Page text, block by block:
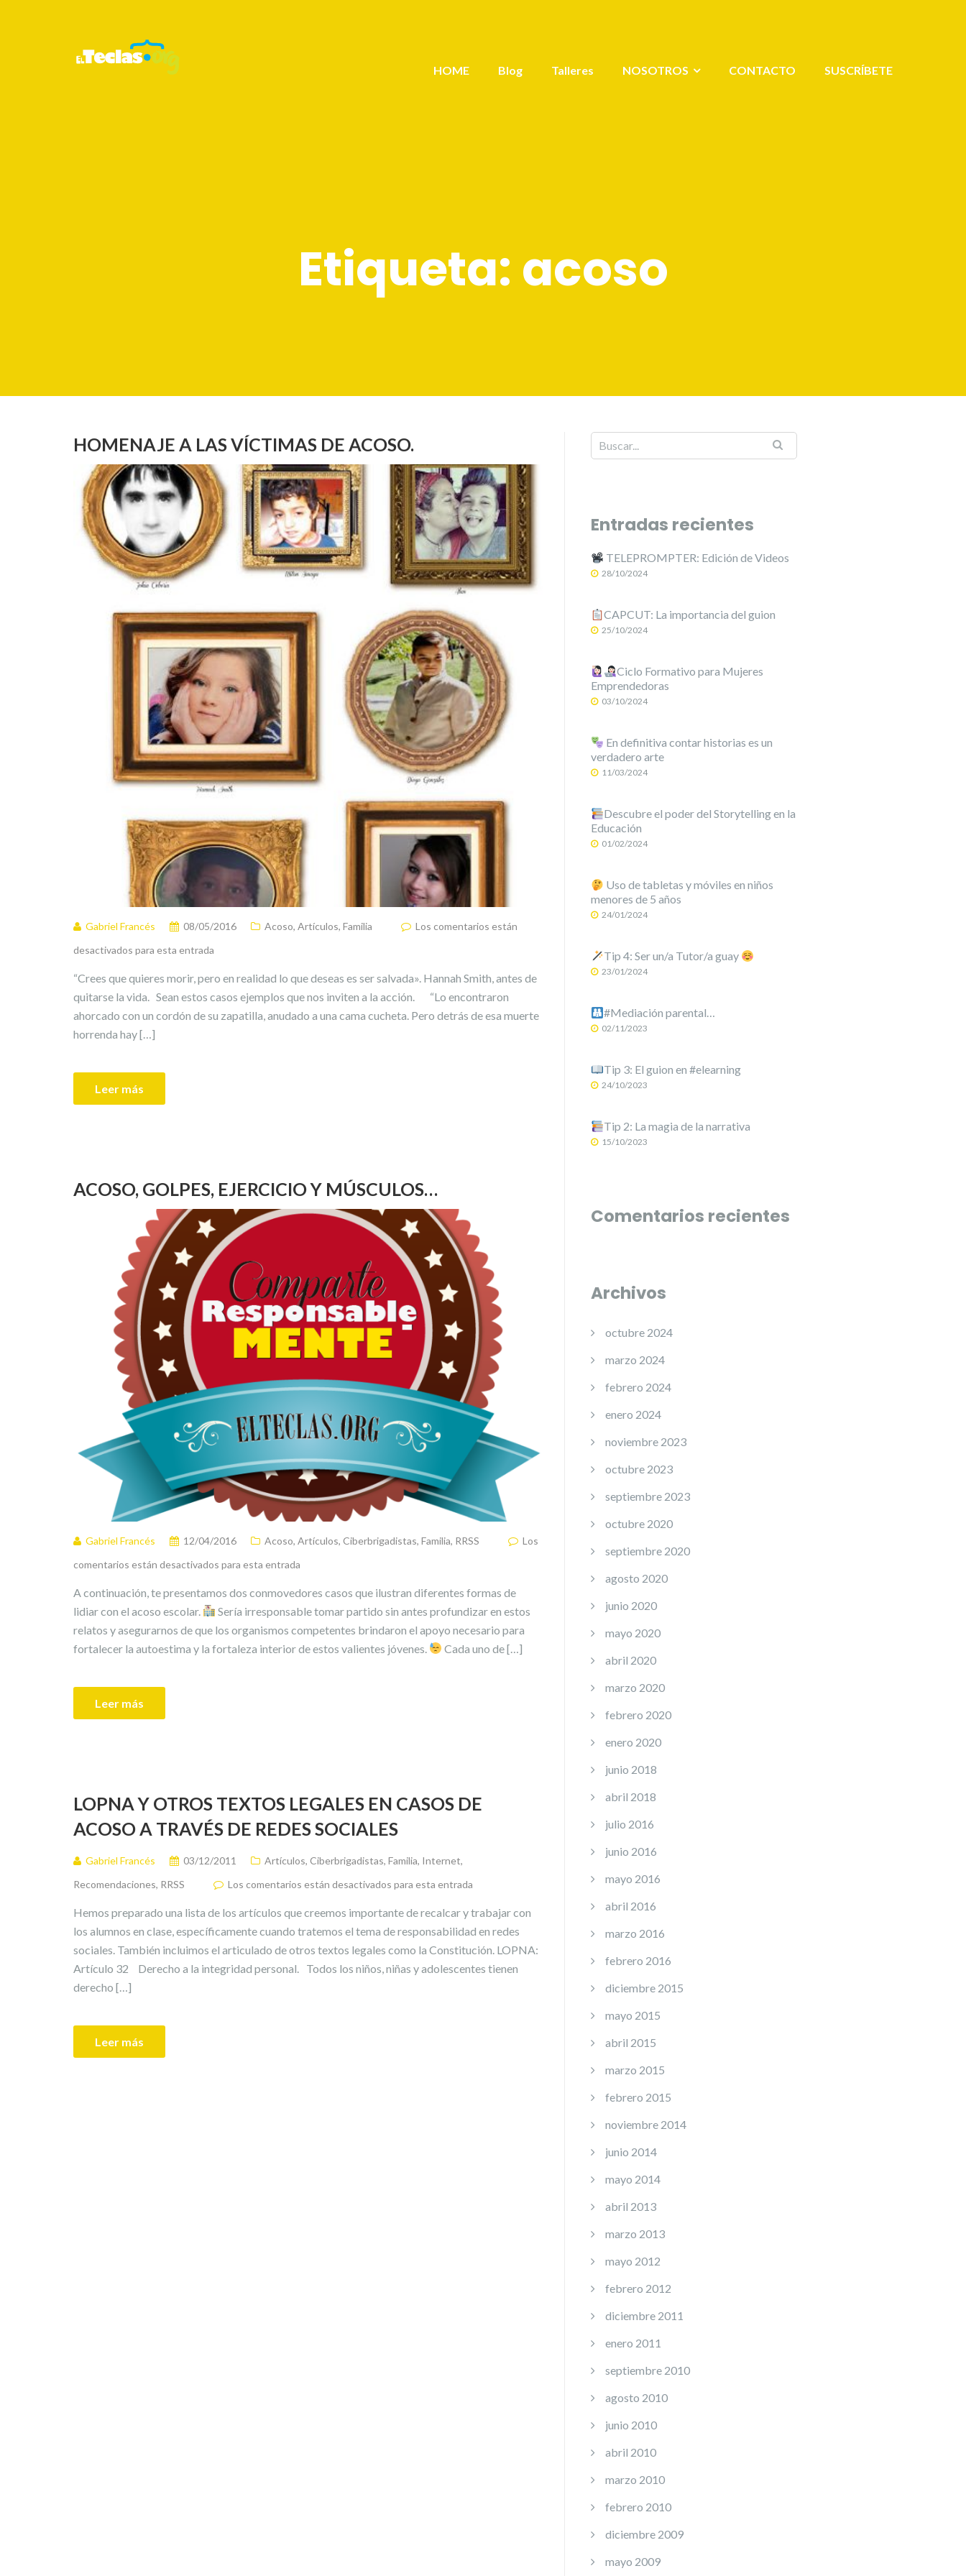
HOME Blog Talleres NOSOTROS CONTACTO SUSCRÍBETE
Etiqueta: acoso
HOMENAJE A LAS VÍCTIMAS DE ACOSO.
Gabriel Francés 08/05/2016 Acoso, Artículos, Familia
Los comentarios están
desactivados para esta entrada
“Crees que quieres morir, pero en realidad lo que deseas es ser salvada». Hannah Smith, antes de
quitarse la vida. Sean estos casos ejemplos que nos inviten a la acción. “Lo encontraron
ahorcado con un cordón de su zapatilla, anudado a una cama cucheta. Pero detrás de esa muerte
horrenda hay […]
Leer más
ACOSO, GOLPES, EJERCICIO Y MÚSCULOS…
Gabriel Francés 12/04/2016 Acoso, Artículos, Ciberbrigadistas, Familia, RRSS
Los
comentarios están desactivados para esta entrada
A continuación, te presentamos dos conmovedores casos que ilustran diferentes formas de
lidiar con el acoso escolar.
Sería irresponsable tomar partido sin antes profundizar en estos
relatos y asegurarnos de que los organismos competentes brindaron el apoyo necesario para
fortalecer la autoestima y la fortaleza interior de estos valientes jóvenes.
Cada uno de […]
Leer más
LOPNA Y OTROS TEXTOS LEGALES EN CASOS DE
ACOSO A TRAVÉS DE REDES SOCIALES
Gabriel Francés 03/12/2011 Artículos, Ciberbrigadistas, Familia, Internet,
Recomendaciones, RRSS Los comentarios están desactivados para esta entrada
Hemos preparado una lista de los artículos que creemos importante de recalcar y trabajar con
los alumnos en clase, específicamente cuando tratemos el tema de responsabilidad en redes
sociales. También incluimos el articulado de otros textos legales como la Constitución. LOPNA:
Artículo 32 Derecho a la integridad personal. Todos los niños, niñas y adolescentes tienen
derecho […]
Leer más
Entradas recientes
TELEPROMPTER: Edición de Videos
28/10/2024
CAPCUT: La importancia del guion
25/10/2024
Ciclo Formativo para Mujeres
Emprendedoras
03/10/2024
En definitiva contar historias es un
verdadero arte
11/03/2024
Descubre el poder del Storytelling en la
Educación
01/02/2024
Uso de tabletas y móviles en niños
menores de 5 años
24/01/2024
Tip 4: Ser un/a Tutor/a guay
23/01/2024
#Mediación parental…
02/11/2023
Tip 3: El guion en #elearning
24/10/2023
Tip 2: La magia de la narrativa
15/10/2023
Comentarios recientes
Archivos
octubre 2024
marzo 2024
febrero 2024
enero 2024
noviembre 2023
octubre 2023
septiembre 2023
octubre 2020
septiembre 2020
agosto 2020
junio 2020
mayo 2020
abril 2020
marzo 2020
febrero 2020
enero 2020
junio 2018
abril 2018
julio 2016
junio 2016
mayo 2016
abril 2016
marzo 2016
febrero 2016
diciembre 2015
mayo 2015
abril 2015
marzo 2015
febrero 2015
noviembre 2014
junio 2014
mayo 2014
abril 2013
marzo 2013
mayo 2012
febrero 2012
diciembre 2011
enero 2011
septiembre 2010
agosto 2010
junio 2010
abril 2010
marzo 2010
febrero 2010
diciembre 2009
mayo 2009